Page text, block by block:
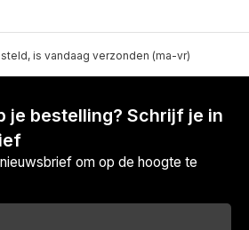
is vandaag verzonden (ma-vr)
je bestelling? Schrijf je in
om op de hoogte te